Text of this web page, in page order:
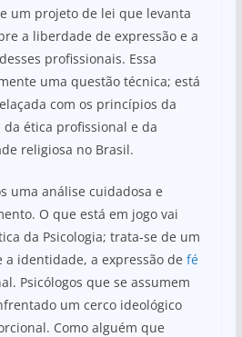
um projeto de lei que levanta
a liberdade de expressão e a
profissionais. Essa
uma questão técnica; está
com os princípios da
ética profissional e da
religiosa no Brasil.
uma análise cuidadosa e
O que está em jogo vai
da Psicologia; trata-se de um
a identidade, a expressão de fé
Psicólogos que se assumem
um cerco ideológico
Como alguém que